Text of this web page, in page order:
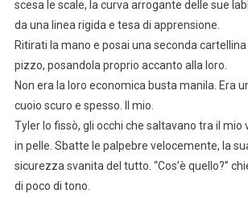
scesa le scale, la curva arrogante delle sue
da una linea rigida e tesa di apprensione.
Ritirati la mano e posai una seconda
pizzo, posandola proprio accanto alla loro.
Non era la loro economica busta manila. Era
cuoio scuro e spesso. Il mio.
Tyler lo fissò, gli occhi che saltavano tra il mio
in pelle. Sbatte le palpebre velocemente, la
sicurezza svanita del tutto. “Cos’è quello?”
di poco di tono.